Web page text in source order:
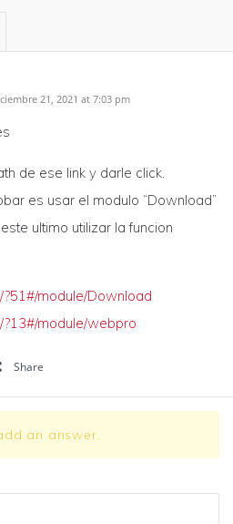
21, 2021 at 7:03 pm
de ese link y darle click.
es usar el modulo “Download”
ultimo utilizar la funcion
?51#/module/Download
?13#/module/webpro
Share
an answer.